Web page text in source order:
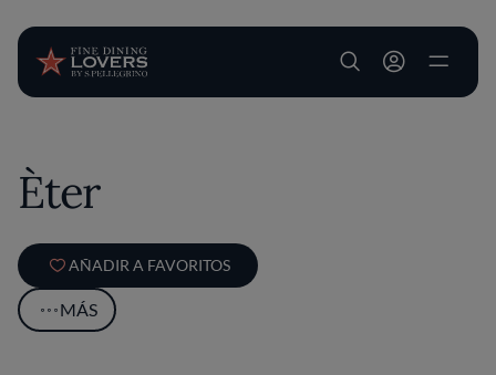
User account
Èter
AÑADIR A FAVORITOS
MÁS